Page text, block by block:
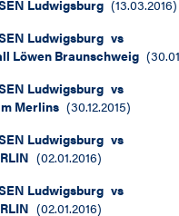
Ludwigsburg (13.03.2016)
Ludwigsburg vs
Löwen Braunschweig (
Ludwigsburg vs
Merlins (30.12.2015)
Ludwigsburg vs
(02.01.2016)
Ludwigsburg vs
(02.01.2016)